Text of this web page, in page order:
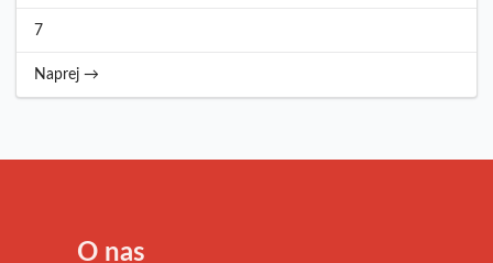
7
Naprej →
O nas